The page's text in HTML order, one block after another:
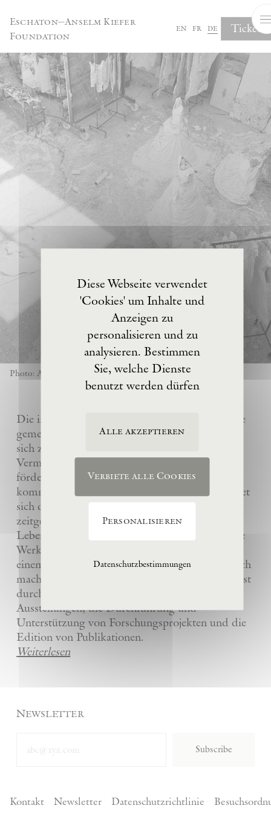
Eschaton—Anselm Kiefer
Foundation
en fr de Tickets
Photo: Anselm Kiefer
Die im Jahre 2017 von Anselm Kiefer gegründete
gemeinnützige Eschaton –Kunststiftung hat es
sich zur Aufgabe gemacht, das künstlerische
Vermächtnis ihres Gründers Anselm Kiefer zu
fördern und sein Atelier La Ribaute für
kommende Generationen zu erhalten. Sie widmet
sich dem Verständnis und der Wertschätzung
zeitgenössischer Kunst, insbesondere des
Lebenswerks von Anselm Kiefer, indem sie seine
Werke und die anderer Künstler bewahrt und
einem breiten Publikum in La Ribaute zugänglich
macht. Die Stiftung fördert zeitgenössische Kunst
durch die Organisation von internationalen
Ausstellungen, die Durchführung und
Unterstützung von Forschungsprojekten und die
Edition von Publikationen.
Weiterlesen
Newsletter
Subscribe
Kontakt Newsletter Datenschutzrichtlinie
Diese Webseite verwendet
'Cookies' um Inhalte und
Anzeigen zu
personalisieren und zu
analysieren. Bestimmen
Sie, welche Dienste
benutzt werden dürfen
Alle akzeptieren
Verbiete alle Cookies
Personalisieren
Datenschutzbestimmungen